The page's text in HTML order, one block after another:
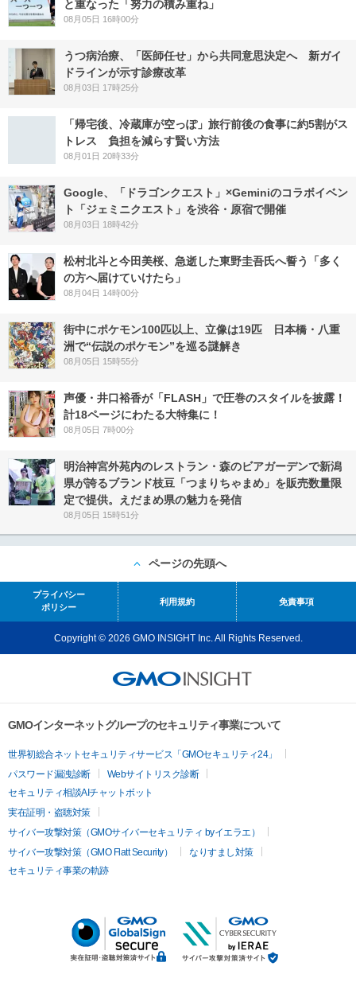
と重なった「努力の積み重ね」
08月05日 16時00分
うつ病治療、「医師任せ」から共同意思決定へ 新ガイ
ドラインが示す診療改革
08月03日 17時25分
「帰宅後、冷蔵庫が空っぽ」旅行前後の食事に約5割がス
トレス 負担を減らす賢い方法
08月01日 20時33分
Google、「ドラゴンクエスト」×Geminiのコラボイベン
ト「ジェミニクエスト」を渋谷・原宿で開催
08月03日 18時42分
松村北斗と今田美桜、急逝した東野圭吾氏へ誓う「多く
の方へ届けていけたら」
08月04日 14時00分
街中にポケモン100匹以上、立像は19匹 日本橋・八重
洲で“伝説のポケモン”を巡る謎解き
08月05日 15時55分
声優・井口裕香が「FLASH」で圧巻のスタイルを披露！
計18ページにわたる大特集に！
08月05日 7時00分
明治神宮外苑内のレストラン・森のビアガーデンで新潟
県が誇るブランド枝豆「つまりちゃまめ」を販売数量限
定で提供。えだまめ県の魅力を発信
08月05日 15時51分
ページの先頭へ
プライバシー
ポリシー
利用規約 免責事項
Copyright © 2026 GMO INSIGHT Inc. All Rights Reserved.
GMOインターネットグループのセキュリティ事業について
世界初総合ネットセキュリティサービス「GMOセキュリティ24」
パスワード漏洩診断
Webサイトリスク診断
セキュリティ相談AIチャットボット
実在証明・盗聴対策
サイバー攻撃対策（GMOサイバーセキュリティ byイエラエ）
サイバー攻撃対策（GMO Flatt Security）
なりすまし対策
セキュリティ事業の軌跡